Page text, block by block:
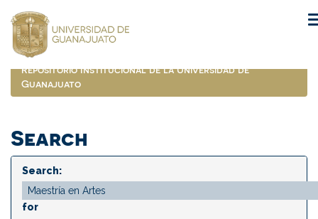
navigation
Repositorio Institucional de la Universidad de
Guanajuato
Search
Search:
for